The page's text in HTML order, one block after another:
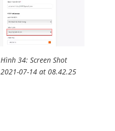
Hình 34: Screen Shot
2021-07-14 at 08.42.25